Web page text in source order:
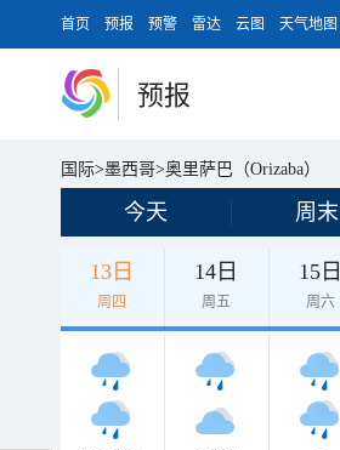
首页 预报 预警 雷达 云图 天气地图
预报
国际>墨西哥>奥里萨巴（Orizaba）
今天 周末
13日
周四
14日
周五
15日
周六